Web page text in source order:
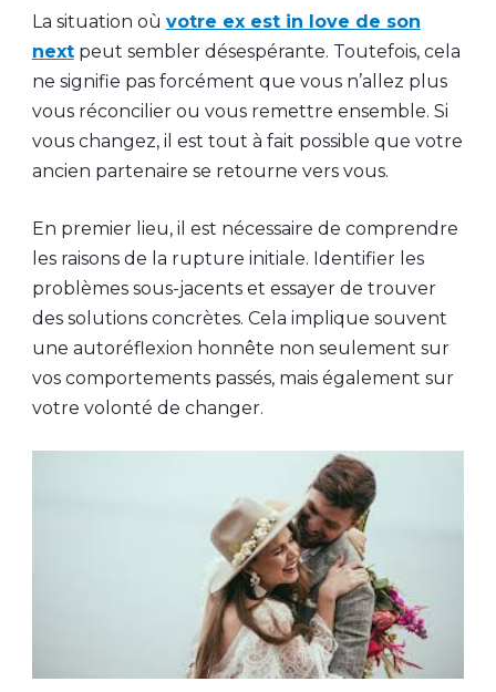
La situation où votre ex est in love de son
nextpeut sembler désespérante. Toutefois, cela
ne signifie pas forcément que vous n’allez plus
vous réconcilier ou vous remettre ensemble. Si
vous changez, il est tout à fait possible que votre
ancien partenaire se retourne vers vous.
En premier lieu, il est nécessaire de comprendre
les raisons de la rupture initiale. Identifier les
problèmes sous-jacents et essayer de trouver
des solutions concrètes. Cela implique souvent
une autoréflexion honnête non seulement sur
vos comportements passés, mais également sur
votre volonté de changer.